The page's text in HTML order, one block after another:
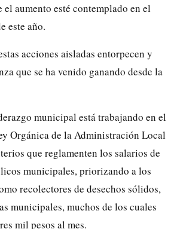
el aumento esté contemplado en el
este año.
acciones aisladas entorpecen y
que se ha venido ganando desde la
municipal está trabajando en el
Orgánica de la Administración Local
que reglamenten los salarios de
municipales, priorizando a los
recolectores de desechos sólidos,
municipales, muchos de los cuales
mil pesos al mes.